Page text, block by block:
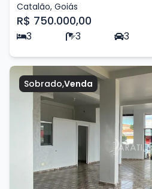
Catalão, Goiás
R$ 750.000,00
3 3 3
Sobrado,Venda